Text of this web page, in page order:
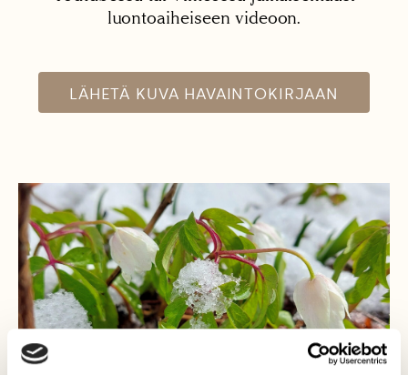
luontoaiheiseen videoon.
LÄHETÄ KUVA HAVAINTOKIRJAAN